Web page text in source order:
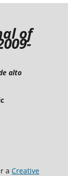
of
alto
a Creative